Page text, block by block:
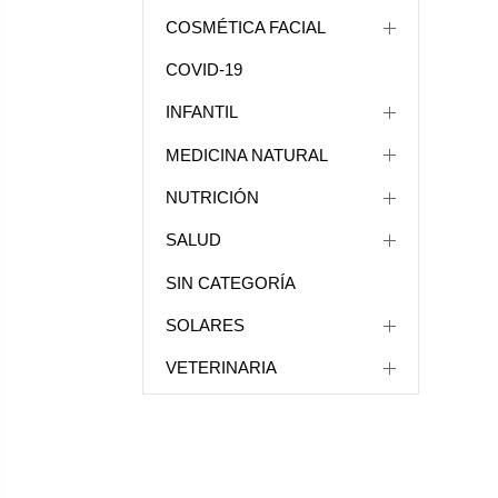
COSMÉTICA FACIAL
COVID-19
INFANTIL
MEDICINA NATURAL
NUTRICIÓN
SALUD
SIN CATEGORÍA
SOLARES
VETERINARIA